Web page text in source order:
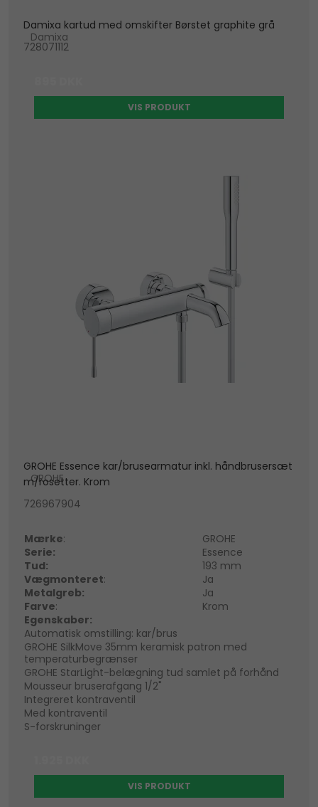
Damixa kartud med omskifter Børstet graphite grå
Damixa
728071112
VIS PRODUKT
GROHE Essence kar/brusearmatur inkl. håndbrusersæt
m/rosetter. Krom
GROHE
726967904
Mærke:
GROHE
Serie:
Essence
Tud:
193 mm
Vægmonteret:
Ja
Metalgreb:
Ja
Farve:
Krom
Egenskaber:
Automatisk omstilling: kar/brus
GROHE SilkMove 35mm keramisk patron med
temperaturbegrænser
GROHE StarLight-belægning tud samlet på forhånd
Mousseur bruserafgang 1/2"
Integreret kontraventil
Med kontraventil
S-forskruninger
VIS PRODUKT